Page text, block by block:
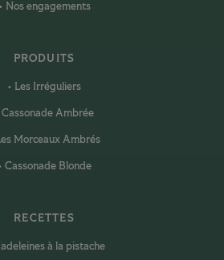
Nos engagements
PRODUITS
Les Irréguliers
Cassonade Ambrée
Morceaux Ambrés
Cassonade Blonde
RECETTES
à la pistache